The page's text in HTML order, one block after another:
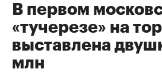
В первом
«тучерезе» на
выставлена
млн